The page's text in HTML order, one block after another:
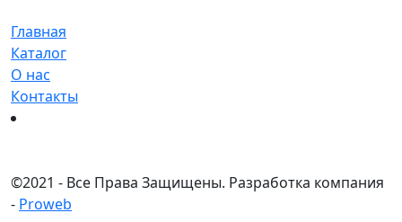
Главная
Каталог
О нас
Контакты
©2021 - Все Права Защищены. Разработка компания
- Proweb